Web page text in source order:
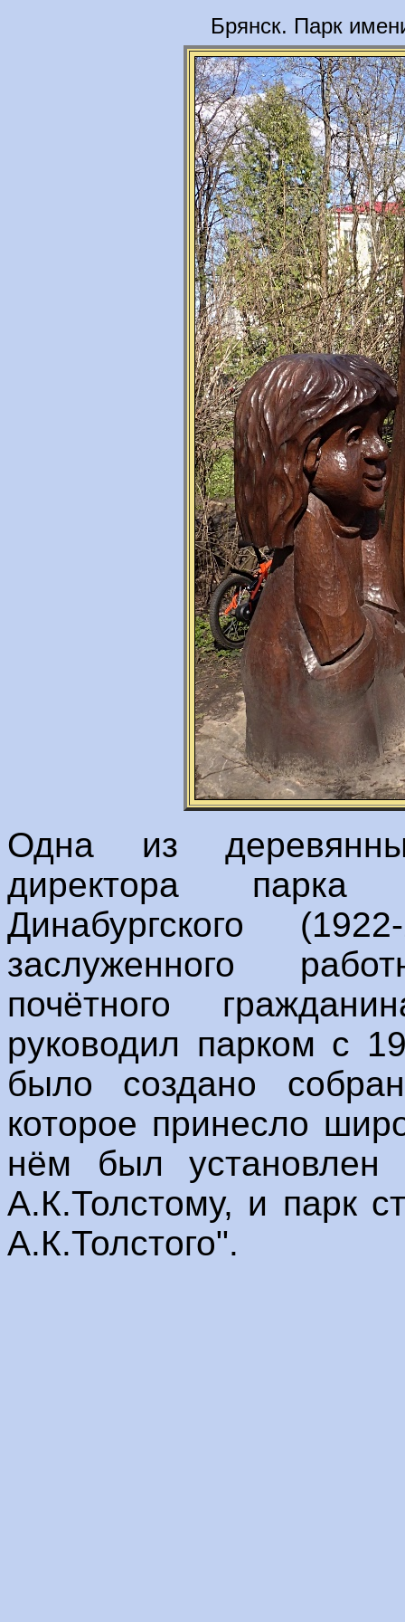
Брянск. Парк
Одна из
директора парка
Динабургского
заслуженного
почётного
руководил парком с
было создано
которое принесло
нём был
А.К.Толстому, и парк
А.К.Толстого".